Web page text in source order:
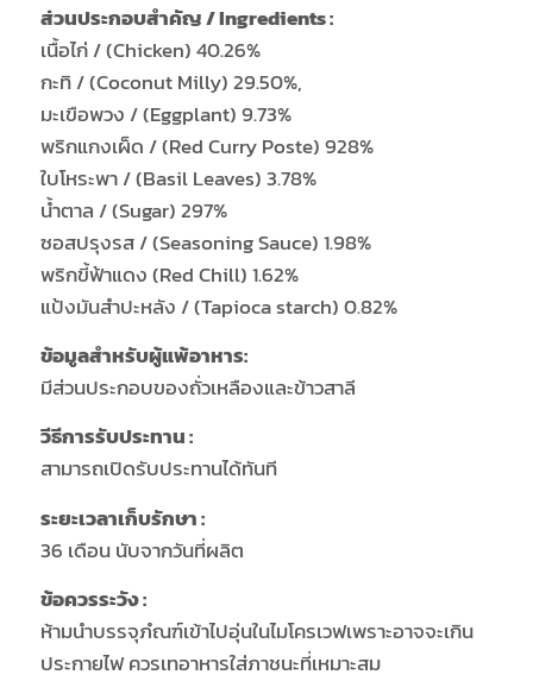
ส่วนประกอบสำคัญ / Ingredients :
เนื้อไก่ / (Chicken) 40.26%
กะทิ / (Coconut Milly) 29.50%,
มะเขือพวง / (Eggplant) 9.73%
พริกแกงเผ็ด / (Red Curry Poste) 928%
ใบโหระพา / (Basil Leaves) 3.78%
น้ำตาล / (Sugar) 297%
ซอสปรุงรส / (Seasoning Sauce) 1.98%
พริกขี้ฟ้าแดง (Red Chill) 1.62%
แป้งมันสำปะหลัง / (Tapioca starch) 0.82%
ข้อมูลสำหรับผู้แพ้อาหาร:
มีส่วนประกอบของถั่วเหลืองและข้าวสาลี
วีธีการรับประทาน :
สามารถเปิดรับประทานได้ทันที
ระยะเวลาเก็บรักษา :
36 เดือน นับจากวันที่ผลิต
ข้อควรระวัง :
ห้ามนำบรรจุภํณฑ์เข้าไปอุ่นในไมโครเวฟเพราะอาจจะเกิน
ประกายไฟ ควรเทอาหารใส่ภาชนะที่เหมาะสม